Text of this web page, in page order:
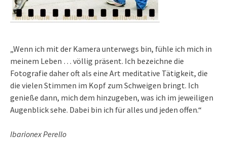
„Wenn ich mit der Kamera unterwegs bin, fühle ich mich in
meinem Leben … völlig präsent. Ich bezeichne die
Fotografie daher oft als eine Art meditative Tätigkeit, die
die vielen Stimmen im Kopf zum Schweigen bringt. Ich
genieße dann, mich dem hinzugeben, was ich im jeweiligen
Augenblick sehe. Dabei bin ich für alles und jeden offen.“
Ibarionex Perello